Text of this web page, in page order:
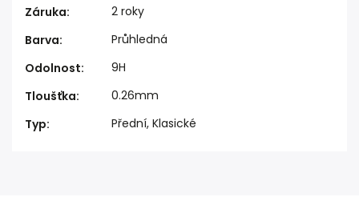
Záruka:
2 roky
Barva:
Průhledná
Odolnost:
9H
Tloušťka:
0.26mm
Typ: Přední, Klasické